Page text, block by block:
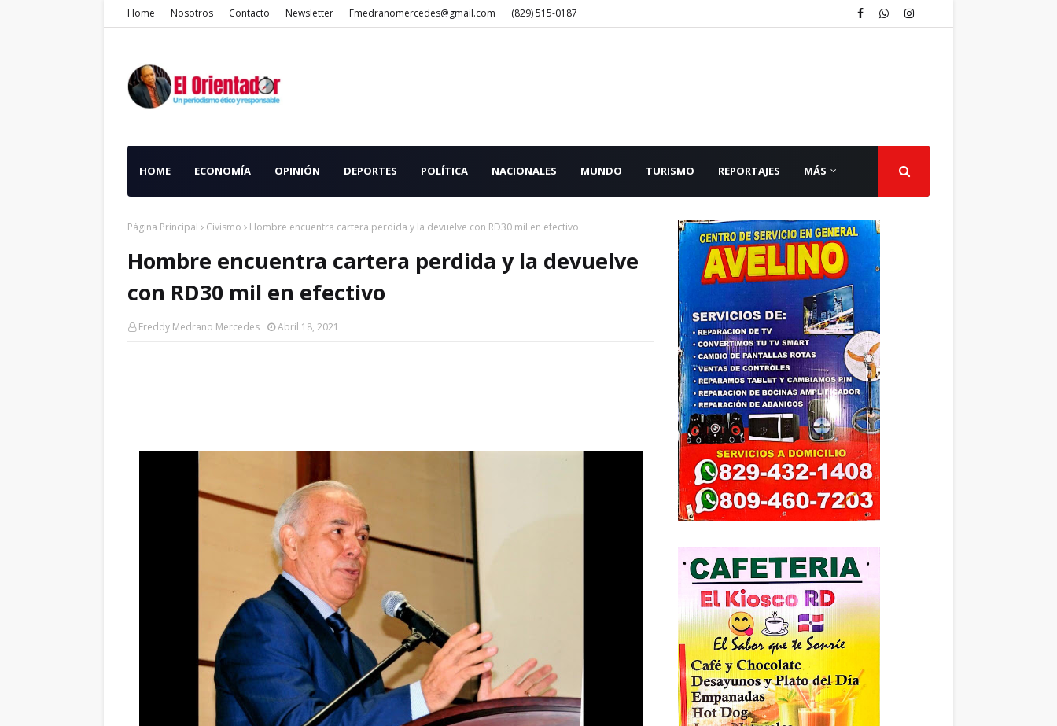
Home Nosotros Contacto Newsletter Fmedranomercedes@gmail.com (829) 515-0187
HOME ECONOMÍA OPINIÓN DEPORTES POLÍTICA NACIONALES MUNDO TURISMO REPORTAJES MÁS
Página Principal Civismo Hombre encuentra cartera perdida y la devuelve con RD30 mil en efectivo
Hombre encuentra cartera perdida y la devuelve
con RD30 mil en efectivo
Freddy Medrano Mercedes Abril 18, 2021